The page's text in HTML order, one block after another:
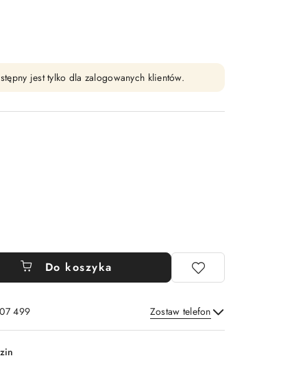
jest tylko dla zalogowanych klientów.
Do koszyka
499 Zostaw telefon
Wyślij